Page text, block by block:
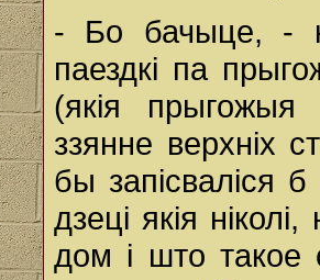
- Бо бачыце, -
паездкі па
(якія прыгожыя
ззянне верхніх
бы запісваліся
дзеці якія
дом і што такое